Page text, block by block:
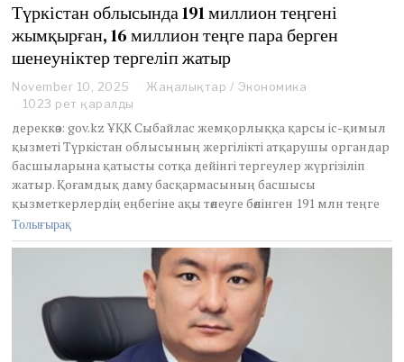
Түркістан облысында 191 миллион теңгені
жымқырған, 16 миллион теңге пара берген
шенеуніктер тергеліп жатыр
November 10, 2025
o
e
m
b
e
r
,
2
Жаңалықтар / Экономика
1023 рет қаралды
дереккөз: gov.kz ҰҚК Сыбайлас жемқорлыққа қарсы іс-қимыл
қызметі Түркістан облысының жергілікті атқарушы органдар
басшыларына қатысты сотқа дейінгі тергеулер жүргізіліп
жатыр. Қоғамдық даму басқармасының басшысы
қызметкерлердің еңбегіне ақы төлеуге бөлінген 191 млн теңге
Толығырақ